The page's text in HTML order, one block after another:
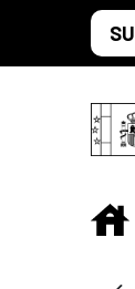
Saltar al